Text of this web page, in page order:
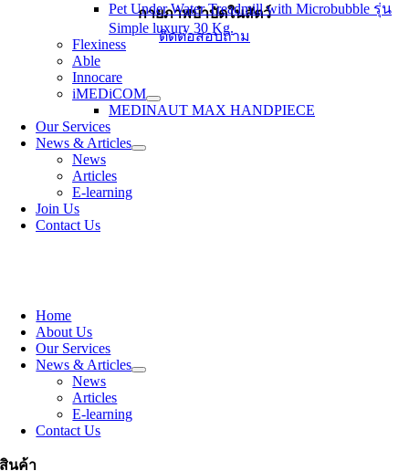
Pet Under Water Treadmill with Microbubble รุ่น
Simple luxury 30 Kg.
Flexiness
Able
Innocare
iMEDiCOM
MEDINAUT MAX HANDPIECE
Our Services
News & Articles
News
Articles
E-learning
Join Us
Contact Us
กายภาพบำบัดในสัตว์
ติดต่อสอบถาม
Home
About Us
Our Services
News & Articles
News
Articles
E-learning
Contact Us
สินค้า